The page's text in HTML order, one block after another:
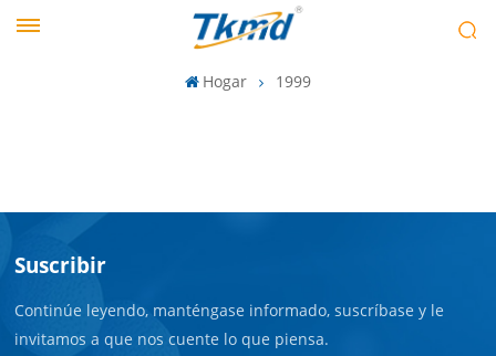
Hogar 1999
Suscribir
Continúe leyendo, manténgase informado, suscríbase y le
invitamos a que nos cuente lo que piensa.